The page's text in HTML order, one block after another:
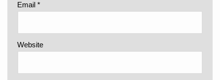
Email *
Website